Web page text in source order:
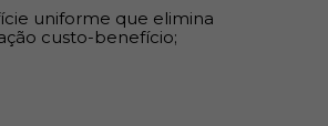
uniforme que elimina
custo-benefício;